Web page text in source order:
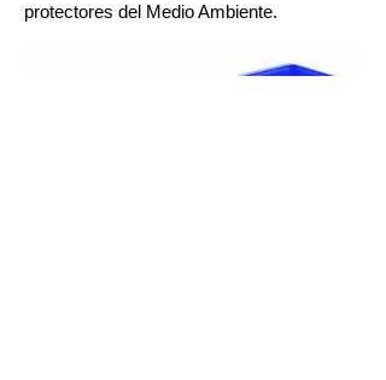
protectores del Medio Ambiente.